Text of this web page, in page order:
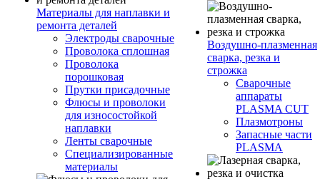
Материалы для наплавки и
ремонта деталей
Электроды сварочные
Проволока сплошная
Проволока
порошковая
Прутки присадочные
Флюсы и проволоки
для износостойкой
наплавки
Ленты сварочные
Специализированные
материалы
Воздушно-плазменная
сварка, резка и
строжка
Сварочные
аппараты
PLASMA CUT
Плазмотроны
Запасные части
PLASMA